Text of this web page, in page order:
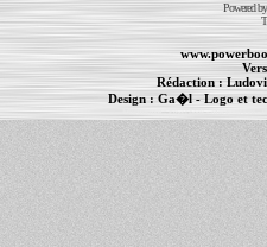
Powered
Rédaction :
Design : Ga�l- Logo et
Informations : PowerBook -